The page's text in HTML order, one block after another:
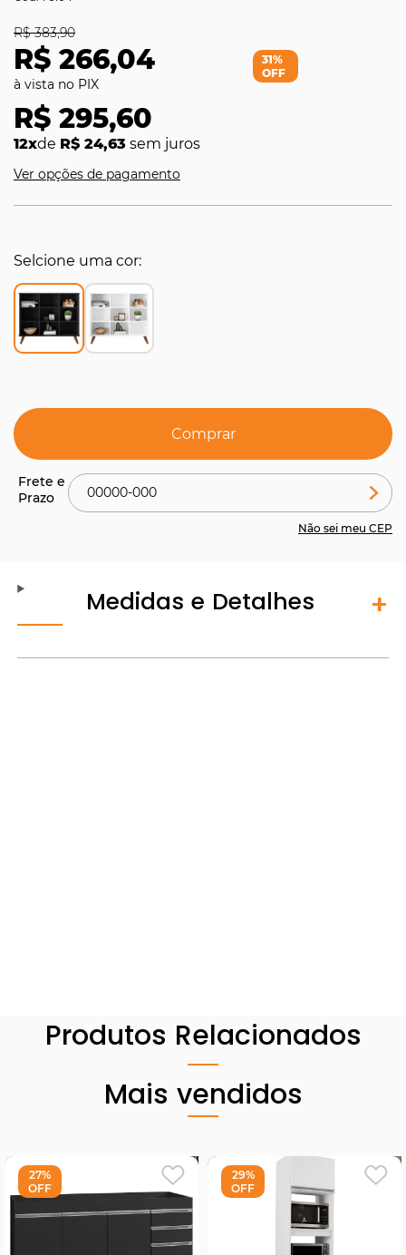
R$ 266,04
R$ 383,90
R$ 295,60
12xde R$ 24,63 sem juros
31%
OFF
Ver opções de pagamento
Selcione uma cor
Comprar
Não sei meu CEP
Medidas e Detalhes
Produtos Relacionados
Mais vendidos
27%
OFF
29%
OFF